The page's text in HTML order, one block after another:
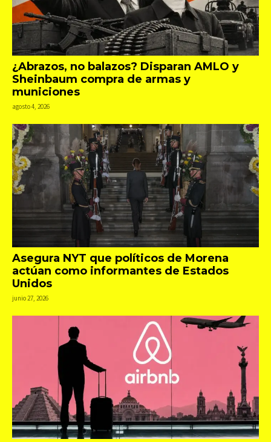
¿Abrazos, no balazos? Disparan AMLO y
Sheinbaum compra de armas y
municiones
agosto 4, 2026
Asegura NYT que políticos de Morena
actúan como informantes de Estados
Unidos
junio 27, 2026